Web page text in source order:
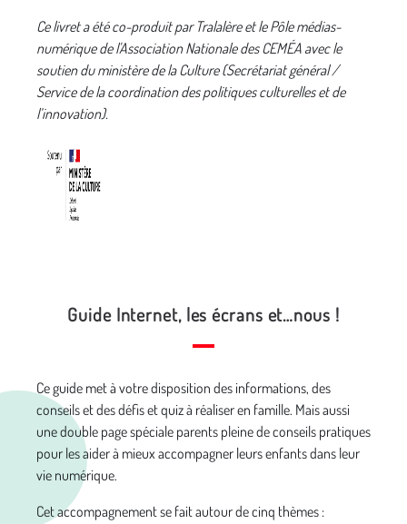
Ce livret a été co-produit par Tralalère et le Pôle médias-
numérique de l'Association Nationale des CEMÉA avec le
soutien du ministère de la Culture (Secrétariat général /
Service de la coordination des politiques culturelles et de
l’innovation).
Guide Internet, les écrans et…nous !
Ce guide met à votre disposition des informations, des
conseils et des défis et quiz à réaliser en famille. Mais aussi
une double page spéciale parents pleine de conseils pratiques
pour les aider à mieux accompagner leurs enfants dans leur
vie numérique.
Cet accompagnement se fait autour de cinq thèmes :